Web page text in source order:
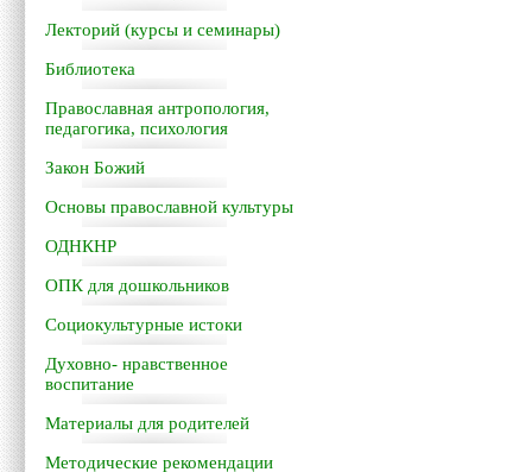
Лекторий (курсы и семинары)
Библиотека
Православная антропология,
педагогика, психология
Закон Божий
Основы православной культуры
ОДНКНР
ОПК для дошкольников
Социокультурные истоки
Духовно- нравственное
воспитание
Материалы для родителей
Методические рекомендации